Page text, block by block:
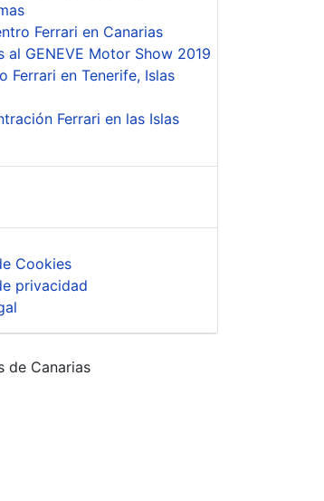
Ferrari en Canarias
al GENEVE Motor Show 2019
Ferrari en Tenerife, Islas
Ferrari en las Islas
Cookies
privacidad
de Canarias